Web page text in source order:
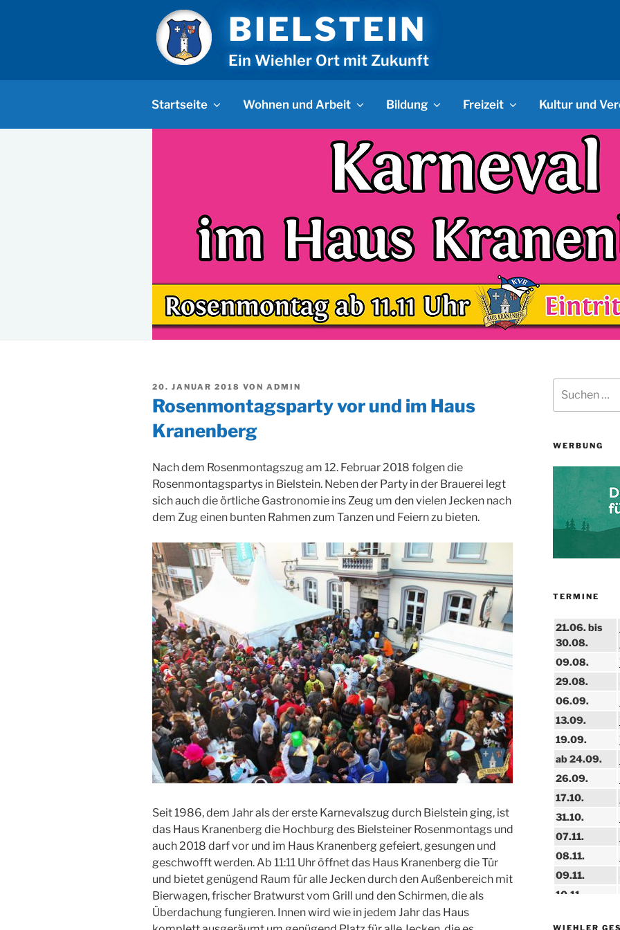
BIELSTEIN
Ein Wiehler Ort mit Zukunft
Startseite Wohnen und Arbeit Bildung Freizeit Kultur und
VERÖFFENTLICHT
AM
20. JANUAR 2018 VON ADMIN
Rosenmontagsparty vor und im Haus
Kranenberg
Nach dem Rosenmontagszug am 12. Februar 2018 folgen die
Rosenmontagspartys in Bielstein. Neben der Party in der Brauerei legt
sich auch die örtliche Gastronomie ins Zeug um den vielen Jecken nach
dem Zug einen bunten Rahmen zum Tanzen und Feiern zu bieten.
Seit 1986, dem Jahr als der erste Karnevalszug durch Bielstein ging, ist
das Haus Kranenberg die Hochburg des Bielsteiner Rosenmontags und
auch 2018 darf vor und im Haus Kranenberg gefeiert, gesungen und
geschwofft werden. Ab 11:11 Uhr öffnet das Haus Kranenberg die Tür
und bietet genügend Raum für alle Jecken durch den Außenbereich mit
Bierwagen, frischer Bratwurst vom Grill und den Schirmen, die als
Überdachung fungieren. Innen wird wie in jedem Jahr das Haus
nach:
WERBUNG
TERMINE
21.06. bis
30.08.
09.08.
29.08.
06.09.
13.09.
19.09.
ab 24.09.
26.09.
17.10.
31.10.
07.11.
08.11.
09.11.
10.11.
WIEHLER